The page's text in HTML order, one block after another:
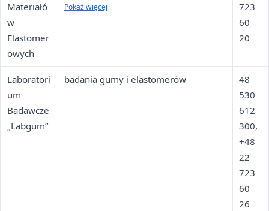
Materiałó
w
Elastomer
owych
wszystkim dla przemysłu gumowego,
Pokaż więcej
723
60
20
Laboratori
um
Badawcze
„Labgum”
badania gumy i elastomerów
48
530
612
300,
+48
22
723
60
26